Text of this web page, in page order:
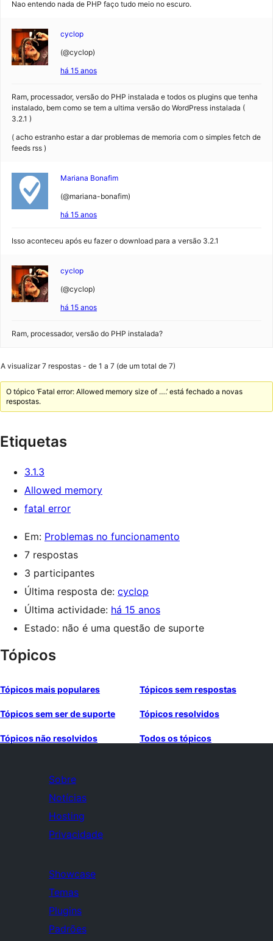
Nao entendo nada de PHP faço tudo meio no escuro.
cyclop
(@cyclop)
há 15 anos
Ram, processador, versão do PHP instalada e todos os plugins que tenha
instalado, bem como se tem a ultima versão do WordPress instalada (
3.2.1 )
( acho estranho estar a dar problemas de memoria com o simples fetch de
feeds rss )
Mariana Bonafim
(@mariana-bonafim)
há 15 anos
Isso aconteceu após eu fazer o download para a versão 3.2.1
cyclop
(@cyclop)
há 15 anos
Ram, processador, versão do PHP instalada?
A visualizar 7 respostas - de 1 a 7 (de um total de 7)
O tópico ‘Fatal error: Allowed memory size of ….’ está fechado a novas
respostas.
Etiquetas
3.1.3
Allowed memory
fatal error
Em: Problemas no funcionamento
7 respostas
3 participantes
Última resposta de: cyclop
Última actividade: há 15 anos
Estado: não é uma questão de suporte
Tópicos
Tópicos mais populares Tópicos sem respostas
Tópicos sem ser de suporte Tópicos resolvidos
Tópicos não resolvidos Todos os tópicos
Sobre
Notícias
Hosting
Privacidade
Showcase
Temas
Plugins
Padrões